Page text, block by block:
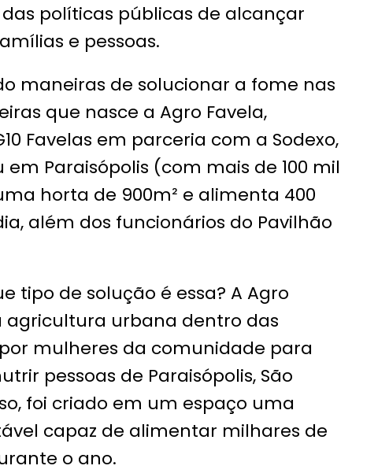
políticas públicas de alcançar
e pessoas.
maneiras de solucionar a fome nas
que nasce a Agro Favela,
Favelas em parceria com a Sodexo,
Paraisópolis (com mais de 100 mil
horta de 900m² e alimenta 400
além dos funcionários do Pavilhão
tipo de solução é essa? A Agro
agricultura urbana dentro das
mulheres da comunidade para
pessoas de Paraisópolis, São
foi criado em um espaço uma
capaz de alimentar milhares de
o ano.